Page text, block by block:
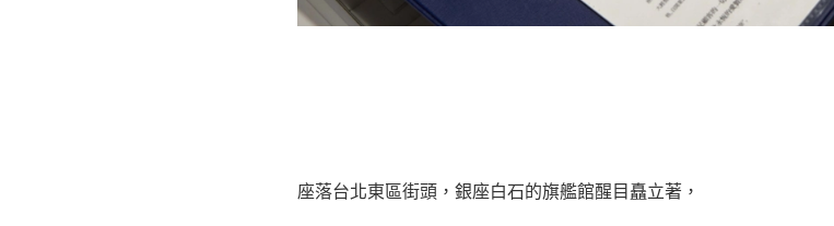
座落台北東區街頭，銀座白石的旗艦館醒目矗立著，